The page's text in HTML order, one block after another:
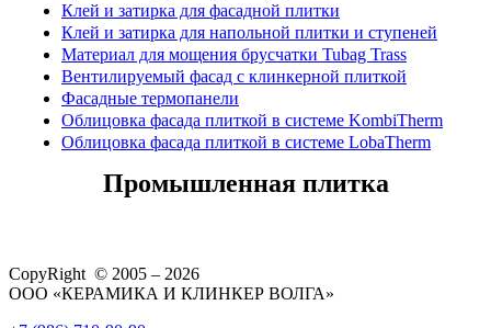
Клей и затирка для фасадной плитки
Клей и затирка для напольной плитки и ступеней
Материал для мощения брусчатки Tubag Trass
Вентилируемый фасад с клинкерной плиткой
Фасадные термопанели
Облицовка фасада плиткой в системе KombiTherm
Облицовка фасада плиткой в системе LobaTherm
Промышленная плитка
CopyRight © 2005 – 2026
ООО «КЕРАМИКА И КЛИНКЕР ВОЛГА»